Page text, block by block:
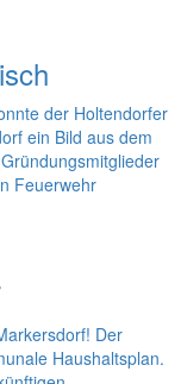
der Holtendorfer
ein Bild aus dem
Feuerwehr
Der
Haushaltsplan.